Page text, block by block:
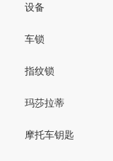
设备
车锁
指纹锁
玛莎拉蒂
摩托车钥匙